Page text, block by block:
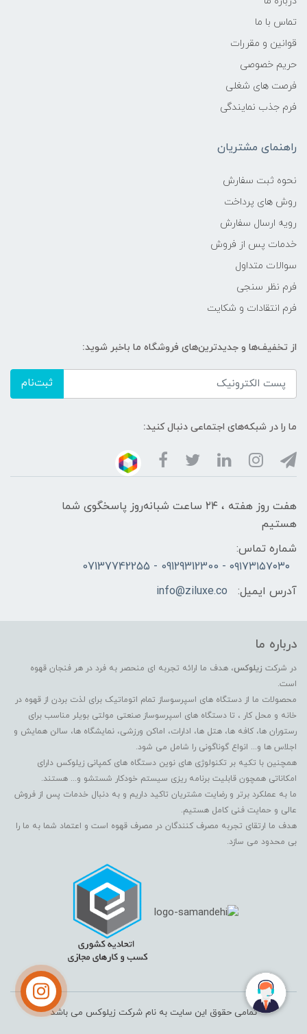
تماس با ما
قوانین و مقررات
حریم خصوصی
فرصت های شغلی
فرم جذب نمایندگی
راهنمای مشتریان
نحوه ثبت سفارش
روش های پرداخت
رویه ارسال سفارش
خدمات پس از فروش
سوالات متداول
فرم نظر سنجی
فرم انتقادات و شکایت
از تخفیف‌ها و جدیدترین‌های فروشگاه ما باخبر شوید:
ثبت‌نام
ما را در شبکه‌های اجتماعی دنبال کنید:
هفت روز هفته ، ۲۴ ساعت شبانه‌روز پاسخگوی شما
هستیم
شماره تماس:
۰۹۱۷۳۱۵۷۰۳۰ - 09129312300 - 07137742255
آدرس ایمیل:
info@ziluxe.co
درباره ما
در شرکت زیلوکس، هدف ما ارائه تجربه ای منحصر به فرد در هر فنجان قهوه
است.
محصولات ما از دستگاه های اسپرسوساز تمام اتوماتیک برای لذت بردن از قهوه در
خانه و محل کار ، تا دستگاه های اسپرسوساز صنعتی مولتی بویلر مناسب برای
رستوران ها، کافه ها، هتل ها، ادارات، اماکن ورزشی، نمایشگاه ها، سالن همایش و
اجلاس ها و... انواع گوناگونی را شامل می شود.
همچنین با تکیه بر تکنولوژی های نوین دستگاه های کمپانی زیلوکس دارای
امکاناتی همچون قابلیت برنامه ریزی سیستم خودکار شستشو و... هستند.
ما به عملکرد برتر و رضایت مشتریان تاکید داریم و به دنبال خدمات پس از فروش
عالی و حمایت فنی کامل هستیم.
هدف ما ارتقای تجربه مصرف کنندگان در مصرف قهوه است و اعتماد شما به ما را
بی محدود می سازد.
تمامی حقوق این سایت به نام شرکت زیلوکس می باشد